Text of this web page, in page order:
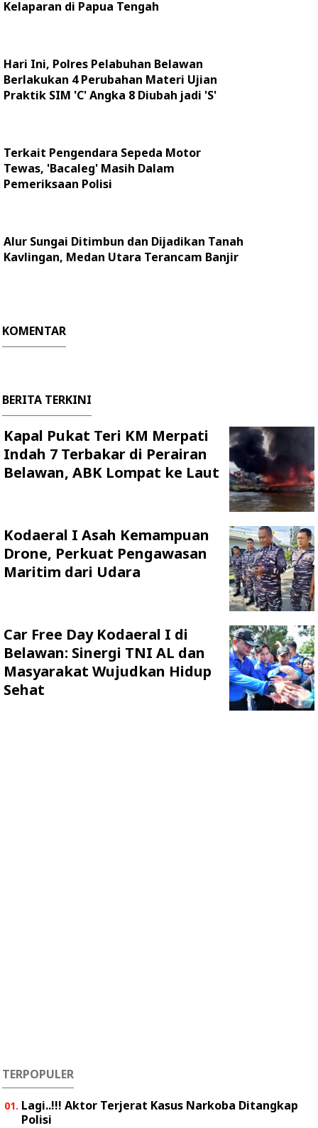
Kelaparan di Papua Tengah
Hari Ini, Polres Pelabuhan Belawan
Berlakukan 4 Perubahan Materi Ujian
Praktik SIM 'C' Angka 8 Diubah jadi 'S'
Terkait Pengendara Sepeda Motor
Tewas, 'Bacaleg' Masih Dalam
Pemeriksaan Polisi
Alur Sungai Ditimbun dan Dijadikan Tanah
Kavlingan, Medan Utara Terancam Banjir
KOMENTAR
BERITA TERKINI
Kapal Pukat Teri KM Merpati
Indah 7 Terbakar di Perairan
Belawan, ABK Lompat ke Laut
Kodaeral I Asah Kemampuan
Drone, Perkuat Pengawasan
Maritim dari Udara
Car Free Day Kodaeral I di
Belawan: Sinergi TNI AL dan
Masyarakat Wujudkan Hidup
Sehat
TERPOPULER
Lagi..!!! Aktor Terjerat Kasus Narkoba Ditangkap
Polisi